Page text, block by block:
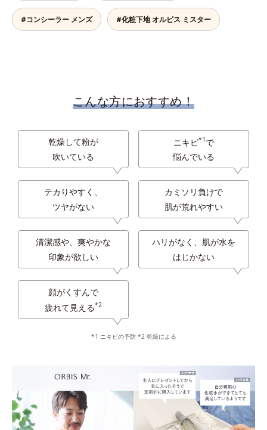
#コンシーラー メンズ #化粧下地 オルビス ミスター
こんな方におすすめ！
乾燥して粉が
吹いている
ニキビ*1 で
悩んでいる
テカりやすく、
ツヤがない
カミソリ負けで
肌が荒れやすい
清潔感や、爽やかな
印象が欲しい
ハリがなく、肌が水を
はじかない
顔がくすんで
疲れて見える*2
*1 ニキビの予防 *2 乾燥による